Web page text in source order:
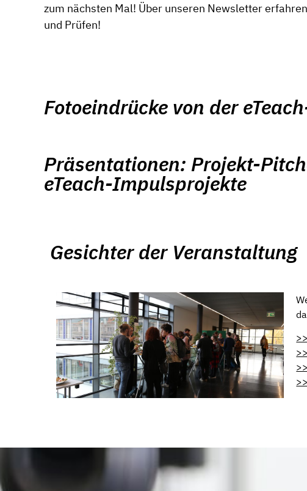
zum nächsten Mal! Über unseren Newsletter
und Prüfen!
Fotoeindrücke von der
Präsentationen: Projekt-
eTeach-Impulsprojekte
Gesichter der Veranstaltung